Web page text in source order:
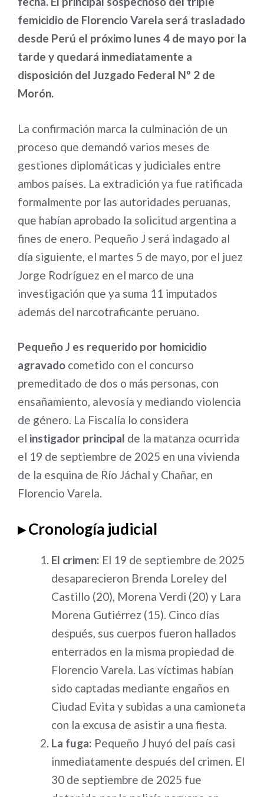
femicidio de Florencio Varela será trasladado
desde Perú el próximo lunes 4 de mayo por la
tarde y quedará inmediatamente a
disposición del Juzgado Federal Nº 2 de
Morón.
La confirmación marca la culminación de un
proceso que demandó varios meses de
gestiones diplomáticas y judiciales entre
ambos países. La extradición ya fue ratificada
formalmente por las autoridades peruanas,
que habían aprobado la solicitud argentina a
fines de enero . Pequeño J será indagado al
día siguiente, el martes 5 de mayo, por el juez
Jorge Rodríguez en el marco de una
investigación que ya suma 11 imputados
además del narcotraficante peruano
Pequeño J es requerido por homicidio
agravado cometido con el concurso
premeditado de dos o más personas, con
ensañamiento, alevosía y mediando violencia
de género. La Fiscalía lo considera
el instigador principal de la matanza ocurrida
el 19 de septiembre de 2025 en una vivienda
de la esquina de Río Jáchal y Chañar, en
Florencio Varela.
▸ Cronología judicial
El crimen: El 19 de septiembre de 2025
desaparecieron Brenda Loreley del
Castillo (20), Morena Verdi (20) y Lara
Morena Gutiérrez (15). Cinco días
después, sus cuerpos fueron hallados
enterrados en la misma propiedad de
Florencio Varela. Las víctimas habían
sido captadas mediante engaños en
Ciudad Evita y subidas a una camioneta
con la excusa de asistir a una fiesta
La fuga: Pequeño J huyó del país casi
inmediatamente después del crimen. El
30 de septiembre de 2025 fue